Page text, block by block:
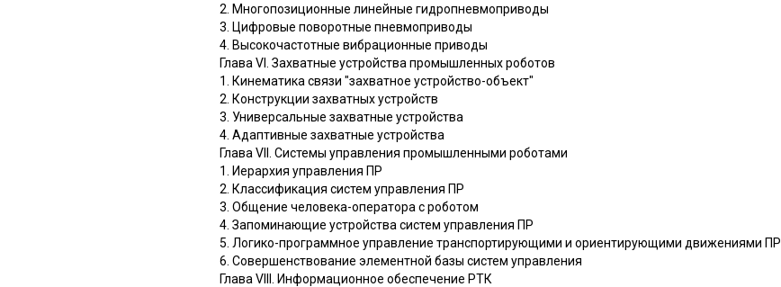
2. Многопозиционные линейные гидропневмоприводы
3. Цифровые поворотные пневмоприводы
4. Высокочастотные вибрационные приводы
Глава VI. Захватные устройства промышленных роботов
1. Кинематика связи "захватное устройство-объект"
2. Конструкции захватных устройств
3. Универсальные захватные устройства
4. Адаптивные захватные устройства
Глава VII. Системы управления промышленными роботами
1. Иерархия управления ПР
2. Классификация систем управления ПР
3. Общение человека-оператора с роботом
4. Запоминающие устройства систем управления ПР
5. Логико-программное управление транспортирующими и ориентирующими движениями ПР
6. Совершенствование элементной базы систем управления
Глава VIII. Информационное обеспечение РТК